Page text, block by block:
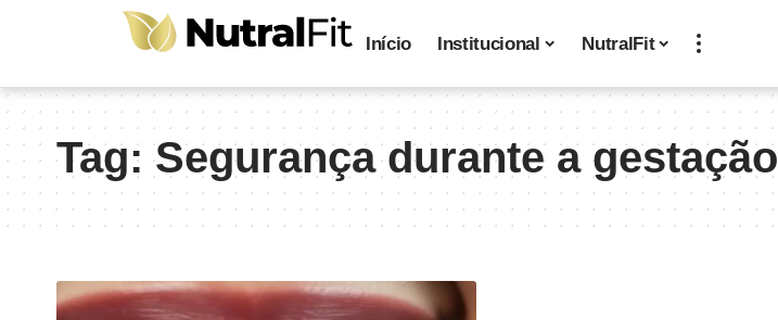
Início Institucional NutralFit
Tag:Segurança durante a gestação